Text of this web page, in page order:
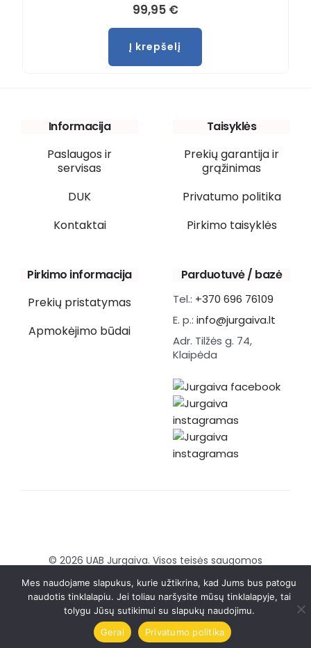
99,95 €
Į krepšelį
Informacija
Paslaugos ir
servisas
DUK
Kontaktai
Taisyklės
Prekių garantija ir
grąžinimas
Privatumo politika
Pirkimo taisyklės
Pirkimo informacija
Prekių pristatymas
Apmokėjimo būdai
Parduotuvė / bazė
Tel.: +370 696 76109
E. p.: info@jurgaiva.lt
Adr. Tilžės g. 74,
Klaipėda
© 2026 UAB Jurgaiva. Visos teisės saugomos
Sukurta:Brandmedia agency
Mes naudojame slapukus, kurie užtikrina, kad Jums bus patogu
naudotis tinklalapiu. Jei toliau naršysite mūsų tinklalapyje, tai
tolygu Jūsų sutikimui su slapukų naudojimu.
Gerai
Privatumo politika